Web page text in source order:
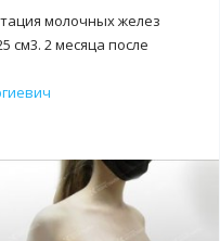
молочных желез
см3. 2 месяца после